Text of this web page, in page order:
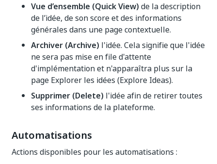
Vue d’ensemble (Quick View) de la description
de l’idée, de son score et des informations
générales dans une page contextuelle.
Archiver (Archive) l'idée. Cela signifie que l'idée
ne sera pas mise en file d'attente
d'implémentation et n'apparaîtra plus sur la
page Explorer les idées (Explore Ideas).
Supprimer (Delete) l'idée afin de retirer toutes
ses informations de la plateforme.
Automatisations
Actions disponibles pour les automatisations :